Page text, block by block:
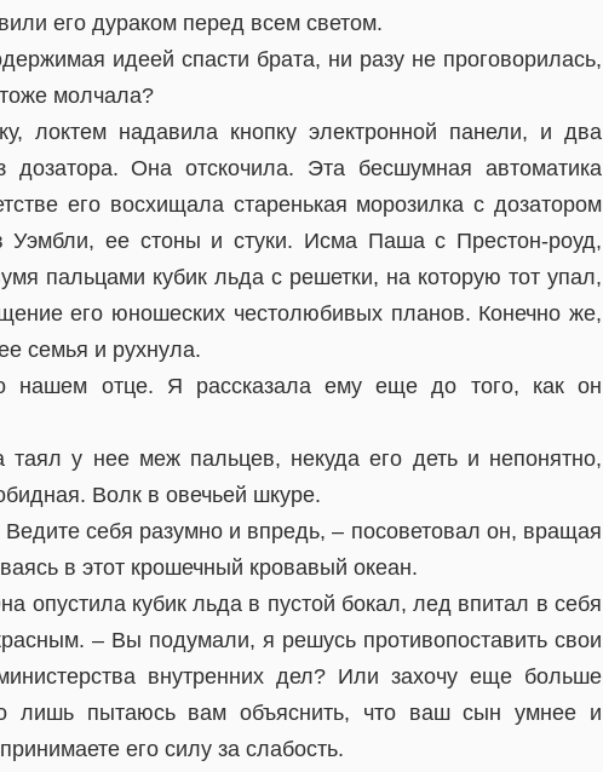
его дураком перед всем светом.
идеей спасти брата, ни разу не проговорилась,
молчала?
локтем надавила кнопку электронной панели, и два
дозатора. Она отскочила. Эта бесшумная автоматика
его восхищала старенькая морозилка с дозатором
Уэмбли, ее стоны и стуки. Исма Паша с Престон-роуд,
пальцами кубик льда с решетки, на которую тот упал,
его юношеских честолюбивых планов. Конечно же,
семья и рухнула.
нашем отце. Я рассказала ему еще до того, как он
у нее меж пальцев, некуда его деть и непонятно,
Волк в овечьей шкуре.
себя разумно и впредь, – посоветовал он, вращая
в этот крошечный кровавый океан.
опустила кубик льда в пустой бокал, лед впитал в себя
– Вы подумали, я решусь противопоставить свои
внутренних дел? Или захочу еще больше
лишь пытаюсь вам объяснить, что ваш сын умнее и
его силу за слабость.